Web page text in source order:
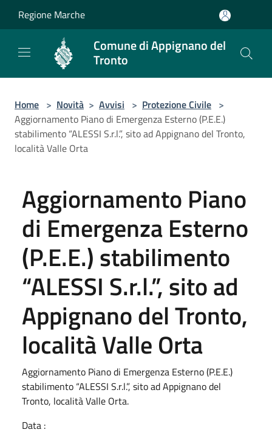
Regione Marche
Comune di Appignano del
Tronto
Home > Novità > Avvisi > Protezione Civile >
Aggiornamento Piano di Emergenza Esterno (P.E.E.)
stabilimento “ALESSI S.r.l.”, sito ad Appignano del Tronto,
località Valle Orta
Aggiornamento Piano
di Emergenza Esterno
(P.E.E.) stabilimento
“ALESSI S.r.l.”, sito ad
Appignano del Tronto,
località Valle Orta
Aggiornamento Piano di Emergenza Esterno (P.E.E.)
stabilimento “ALESSI S.r.l.”, sito ad Appignano del
Tronto, località Valle Orta.
Data :